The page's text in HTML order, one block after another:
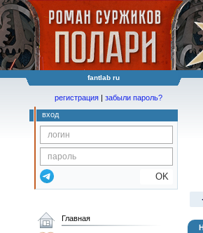
fantlab ru
регистрация | забыли пароль?
вход
OK
Главная